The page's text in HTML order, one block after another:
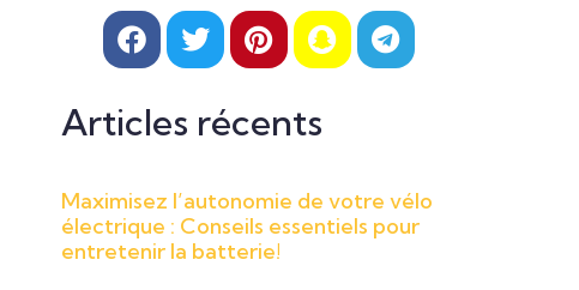
Articles récents
Maximisez l’autonomie de votre vélo
électrique : Conseils essentiels pour
entretenir la batterie!